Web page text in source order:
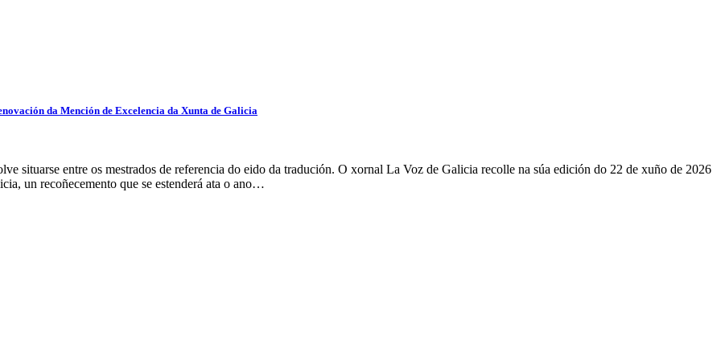
da Mención de Excelencia da Xunta de Galicia
situarse entre os mestrados de referencia do eido da tradución. O xornal La Voz de Galicia recolle na súa edición do 22 de xuño de 2026
un recoñecemento que se estenderá ata o ano…